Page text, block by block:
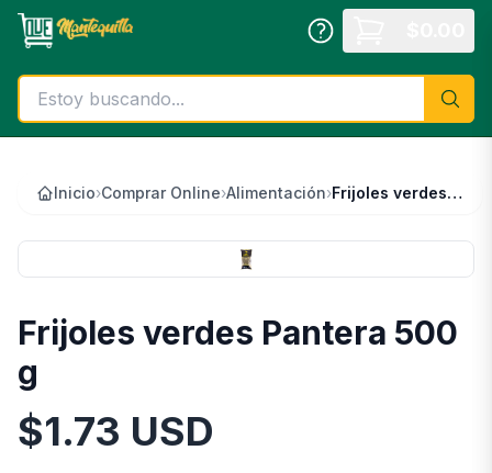
Saltar al contenido principal
Inicio›Comprar Online›Alimentación› Frijoles verdes Pantera 500 g
Frijoles verdes Pantera 500
g
Información del Producto
$1.73 USD